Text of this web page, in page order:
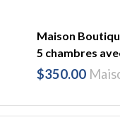
Maison
5 chambres
$350.00